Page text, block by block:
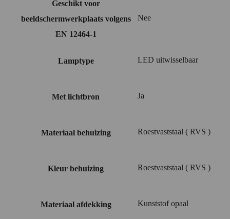
Geschikt voor
beeldschermwerkplaats volgens
EN 12464-1
Nee
Lamptype LED uitwisselbaar
Met lichtbron Ja
Materiaal behuizing Roestvaststaal ( RVS )
Kleur behuizing Roestvaststaal ( RVS )
Materiaal afdekking Kunststof opaal